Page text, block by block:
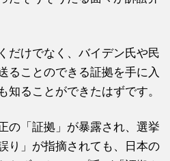
だけでなく、バイデン氏や民
ることのできる証拠を手に入
知ることができたはずです。
の「証拠」が暴露され、選挙
り」が指摘されても、日本の